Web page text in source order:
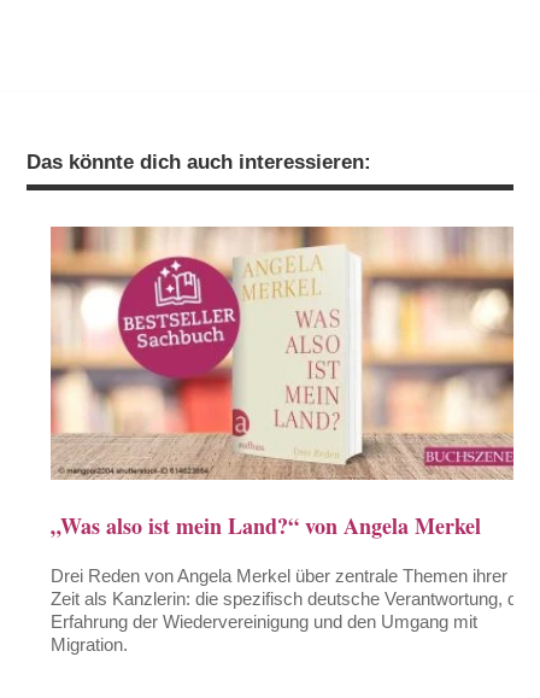
Das könnte dich auch interessieren:
„Was also ist mein Land?“ von Angela Merkel
Drei Reden von Angela Merkel über zentrale Themen ihrer
Zeit als Kanzlerin: die spezifisch deutsche Verantwortung, die
Erfahrung der Wiedervereinigung und den Umgang mit
Migration.